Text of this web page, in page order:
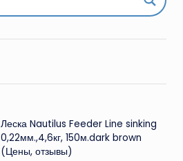
Леска Nautilus Feeder Line sinking
0,22мм.,4,6кг, 150м.dark brown
(Цены, отзывы)